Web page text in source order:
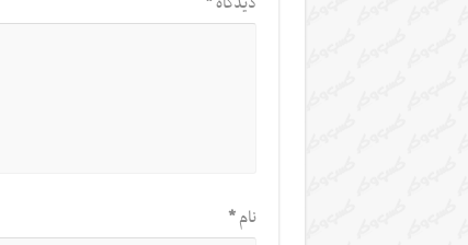
نام*